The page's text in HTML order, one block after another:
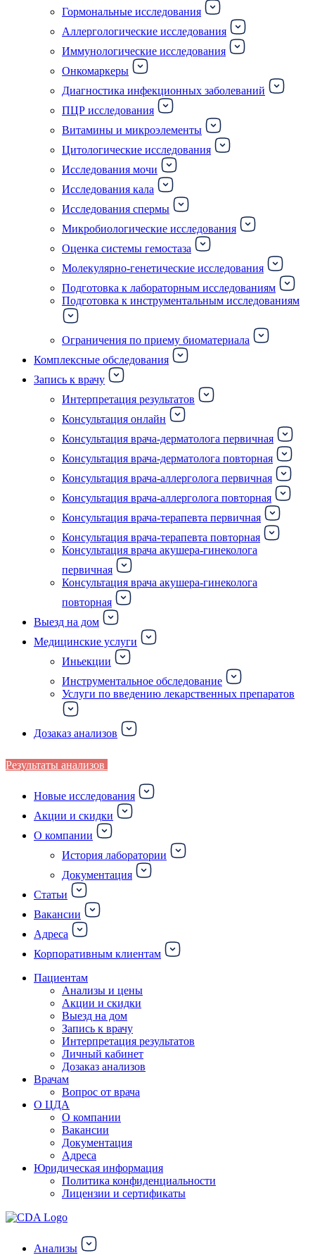
Гормональные исследования
Аллергологические исследования
Иммунологические исследования
Онкомаркеры
Диагностика инфекционных заболеваний
ПЦР исследования
Витамины и микроэлементы
Цитологические исследования
Исследования мочи
Исследования кала
Исследования спермы
Микробиологические исследования
Оценка системы гемостаза
Молекулярно-генетические исследования
Подготовка к лабораторным исследованиям
Подготовка к инструментальным исследованиям
Ограничения по приему биоматериала
Комплексные обследования
Запись к врачу
Интерпретация результатов
Консультация онлайн
Консультация врача-дерматолога первичная
Консультация врача-дерматолога повторная
Консультация врача-аллерголога первичная
Консультация врача-аллерголога повторная
Консультация врача-терапевта первичная
Консультация врача-терапевта повторная
Консультация врача акушера-гинеколога
первичная
Консультация врача акушера-гинеколога
повторная
Выезд на дом
Медицинские услуги
Иньекции
Инструментальное обследование
Услуги по введению лекарственных препаратов
Дозаказ анализов
Результаты анализов
Новые исследования
Акции и скидки
О компании
История лаборатории
Документация
Статьи
Вакансии
Адреса
Корпоративным клиентам
Пациентам
Анализы и цены
Акции и скидки
Выезд на дом
Запись к врачу
Интерпретация результатов
Личный кабинет
Дозаказ анализов
Врачам
Вопрос от врача
О ЦДА
О компании
Вакансии
Документация
Адреса
Юридическая информация
Политика конфиденциальности
Лицензии и сертификаты
Анализы